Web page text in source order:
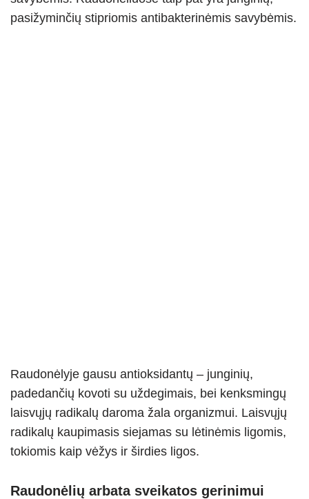
pasižyminčių stipriomis antibakterinėmis savybėmis.
Raudonėlyje gausu antioksidantų – junginių,
padedančių kovoti su uždegimais, bei kenksmingų
laisvųjų radikalų daroma žala organizmui. Laisvųjų
radikalų kaupimasis siejamas su lėtinėmis ligomis,
tokiomis kaip vėžys ir širdies ligos.
Raudonėlių arbata sveikatos gerinimui